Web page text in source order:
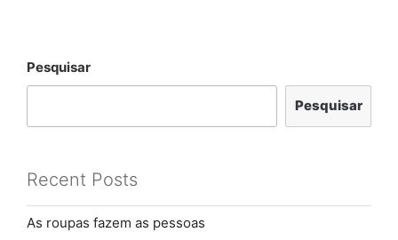
Pesquisar
Pesquisar
Recent Posts
As roupas fazem as pessoas